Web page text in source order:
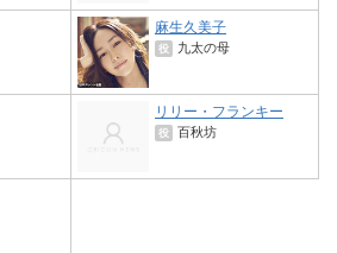
麻生久美子
役 九太の母
リリー・フランキー
役 百秋坊